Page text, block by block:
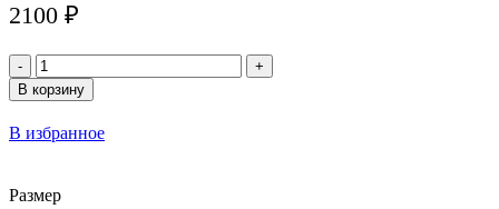
2100 ₽
Количество
товара
Клейстокактус
Мелкоцветковый
D
В корзину
В избранное
Размер